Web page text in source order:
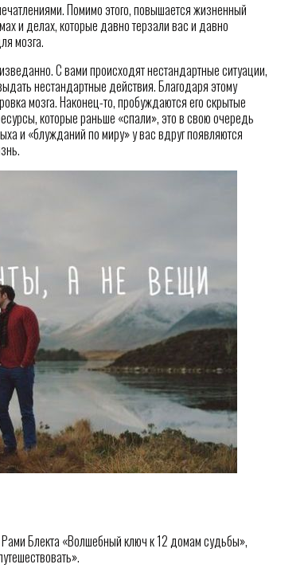
Помимо этого, повышается жизненный
и делах, которые давно терзали вас и давно
мозга.
С вами происходят нестандартные ситуации,
нестандартные действия. Благодаря этому
мозга. Наконец-то, пробуждаются его скрытые
которые раньше «спали», это в свою очередь
и «блужданий по миру» у вас вдруг появляются
Блекта «Волшебный ключ к 12 домам судьбы»,